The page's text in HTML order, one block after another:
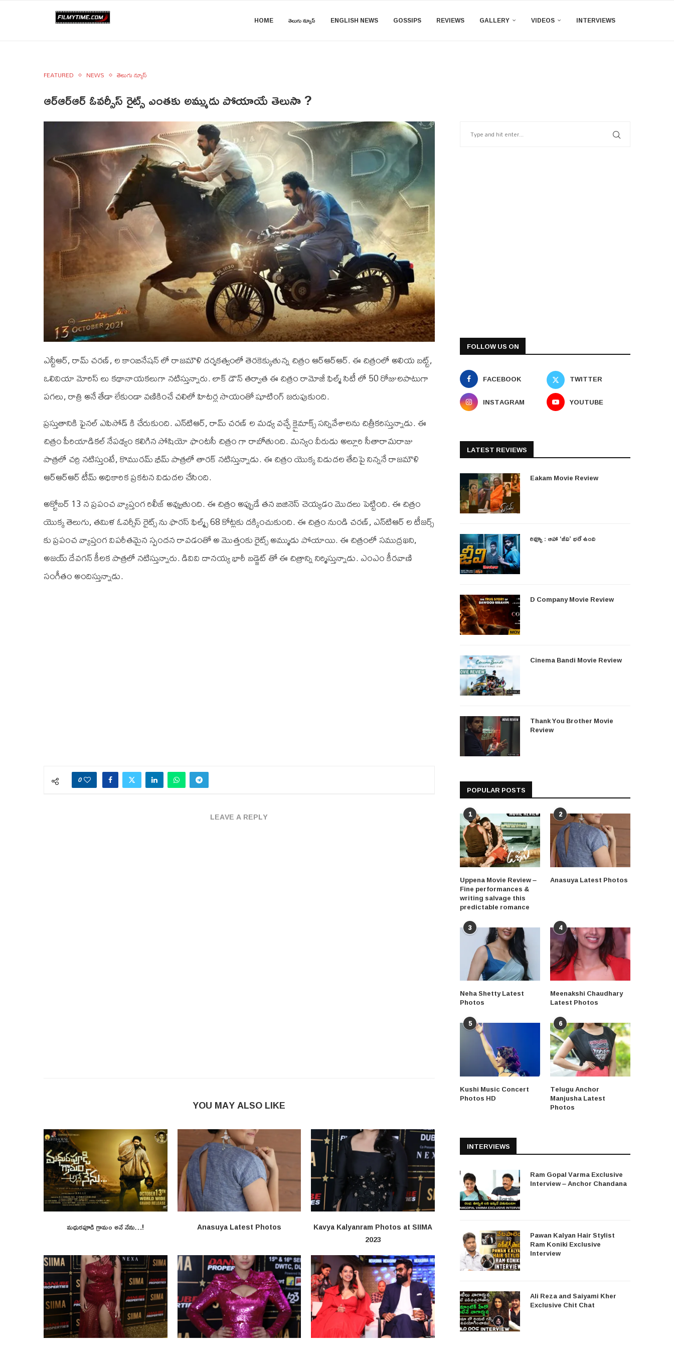
HOME తెలుగు న్యూస్ ENGLISH NEWS GOSSIPS REVIEWS GALLERY VIDEOS INTERVIEWS
FEATURED NEWS తెలుగు న్యూస్
ఆర్‌ఆర్‌ఆర్ ఓవర్సీస్ రైట్స్ ఎంతకు అమ్ముడు పోయాయే తెలుసా ?
ఎన్టీఆర్, రామ్ చరణ్, ల కాంబినేషన్ లో రాజమౌళి దర్శకత్వంలో తెరకెక్కుతున్న చిత్రం ఆర్‌ఆర్‌ఆర్. ఈ చిత్రంలో అలియ బట్ట్,
ఒలివియా మోరిస్ లు కథానాయకలుగా నటిస్తున్నారు. లాక్ డౌన్ తర్వాత ఈ చిత్రం రామోజీ ఫిల్మ్ సిటీ లో 50 రోజులపాటుగా
పగలు, రాత్రి అనే తేడా లేకుండా వణికించే చలిలో హిటర్ల సాయంతో షూటింగ్ జరుపుకుంది.
ప్రస్తుతానికి ఫైనల్ ఎపిసోడ్ కి చేరుకుంది. ఎన్‌టి‌ఆర్, రామ్ చరణ్ ల మధ్య వచ్చే క్లైమాక్స్ సన్నివేశాలను చిత్రీకరిస్తున్నాడు. ఈ
చిత్రం పీరియాడికల్ నేపథ్యం కలిగిన సోషియో ఫాంటసీ చిత్రం గా రాబోతుంది. మన్యం వీరుడు అల్లూరి సీతారామరాజు
పాత్రలో చర్రి నటిస్తుంటే, కొమురమ్ భీమ్ పాత్రలో తారక్ నటిస్తున్నాడు. ఈ చిత్రం యొక్క విడుదల తేదిపై నిన్ననే రాజమౌళి
ఆర్‌ఆర్‌ఆర్ టీమ్ అధికారిక ప్రకటన విడుదల చేసింది.
అక్టోబర్ 13 న ప్రపంచ వ్యాప్తంగ రిలీజ్ అవ్వుతుంది. ఈ చిత్రం అప్పుడే తన బిజినెస్ చెయ్యడం మొదలు పెట్టింది. ఈ చిత్రం
యొక్క తెలుగు, తమిళ ఓవర్సీస్ రైట్స్ ను ఫారస్ ఫిల్మ్స్ 68 కోట్లకు దక్కించుకుంది. ఈ చిత్రం నుండి చరణ్, ఎన్‌టి‌ఆర్ ల టీజర్స్
కు ప్రపంచ వ్యాప్తంగ విపరీతమైన స్పందన రావడంతో అ మొత్తంకు రైట్స్ అమ్ముడు పోయాయి. ఈ చిత్రంలో సముద్రఖని,
అజయ్ దేవగన్ కీలక పాత్రలో నటిస్తున్నారు. డి‌వి‌వి దానయ్య భారీ బడ్జెట్ తో ఈ చిత్రాన్ని నిర్మిస్తున్నాడు. ఎం‌ఎం కీరవాణి
సంగీతం అందిస్తున్నాడు.
0
LEAVE A REPLY
YOU MAY ALSO LIKE
మధురపూడి గ్రామం అనే నేను…! Anasuya Latest Photos
Kavya Kalyanram Photos at SIIMA
2023
FOLLOW US ON
FACEBOOK
TWITTER
INSTAGRAM
YOUTUBE
LATEST REVIEWS
Eakam Movie Review
రివ్యూ : ఆహా ‘జీవి’ భలే ఉంది
D Company Movie Review
Cinema Bandi Movie Review
Thank You Brother Movie
Review
POPULAR POSTS
1
Uppena Movie Review –
Fine performances &
writing salvage this
predictable romance
2
Anasuya Latest Photos
3
Neha Shetty Latest
Photos
4
Meenakshi Chaudhary
Latest Photos
5
Kushi Music Concert
Photos HD
6
Telugu Anchor
Manjusha Latest
Photos
INTERVIEWS
Ram Gopal Varma Exclusive
Interview – Anchor Chandana
Pawan Kalyan Hair Stylist
Ram Koniki Exclusive
Interview
Ali Reza and Saiyami Kher
Exclusive Chit Chat